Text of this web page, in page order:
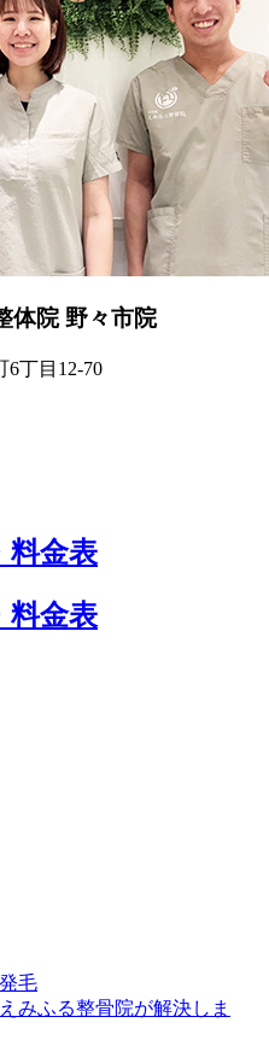
体院 野々市院
6丁目12-70
料金表
料金表
毛
みふる整骨院が解決しま